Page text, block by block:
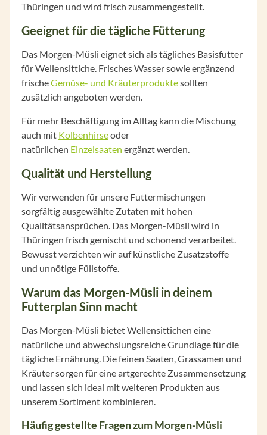
Thüringen und wird frisch zusammengestellt.
Geeignet für die tägliche Fütterung
Das Morgen-Müsli eignet sich als tägliches Basisfutter
für Wellensittiche. Frisches Wasser sowie ergänzend
frischeGemüse- und Kräuterproduktesollten
zusätzlich angeboten werden.
Für mehr Beschäftigung im Alltag kann die Mischung
auch mit Kolbenhirseoder
natürlichen Einzelsaaten ergänzt werden.
Qualität und Herstellung
Wir verwenden für unsere Futtermischungen
sorgfältig ausgewählte Zutaten mit hohen
Qualitätsansprüchen. Das Morgen-Müsli wird in
Thüringen frisch gemischt und schonend verarbeitet.
Bewusst verzichten wir auf künstliche Zusatzstoffe
und unnötige Füllstoffe.
Warum das Morgen-Müsli in deinem
Futterplan Sinn macht
Das Morgen-Müsli bietet Wellensittichen eine
natürliche und abwechslungsreiche Grundlage für die
tägliche Ernährung. Die feinen Saaten, Grassamen und
Kräuter sorgen für eine artgerechte Zusammensetzung
und lassen sich ideal mit weiteren Produkten aus
unserem Sortiment kombinieren.
Häufig gestellte Fragen zum Morgen-Müsli